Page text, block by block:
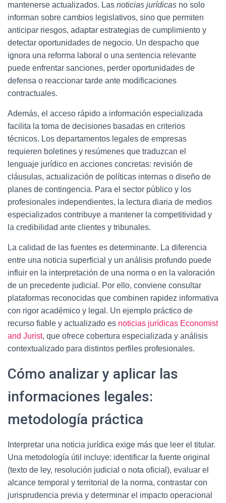
mantenerse actualizados. Las noticias jurídicas no solo
informan sobre cambios legislativos, sino que permiten
anticipar riesgos, adaptar estrategias de cumplimiento y
detectar oportunidades de negocio. Un despacho que
ignora una reforma laboral o una sentencia relevante
puede enfrentar sanciones, perder oportunidades de
defensa o reaccionar tarde ante modificaciones
contractuales.
Además, el acceso rápido a información especializada
facilita la toma de decisiones basadas en criterios
técnicos. Los departamentos legales de empresas
requieren boletines y resúmenes que traduzcan el
lenguaje jurídico en acciones concretas: revisión de
cláusulas, actualización de políticas internas o diseño de
planes de contingencia. Para el sector público y los
profesionales independientes, la lectura diaria de medios
especializados contribuye a mantener la competitividad y
la credibilidad ante clientes y tribunales.
La calidad de las fuentes es determinante. La diferencia
entre una noticia superficial y un análisis profundo puede
influir en la interpretación de una norma o en la valoración
de un precedente judicial. Por ello, conviene consultar
plataformas reconocidas que combinen rapidez informativa
con rigor académico y legal. Un ejemplo práctico de
recurso fiable y actualizado es noticias jurídicas Economist
and Jurist, que ofrece cobertura especializada y análisis
contextualizado para distintos perfiles profesionales.
Cómo analizar y aplicar las
informaciones legales:
metodología práctica
Interpretar una noticia jurídica exige más que leer el titular.
Una metodología útil incluye: identificar la fuente original
(texto de ley, resolución judicial o nota oficial), evaluar el
alcance temporal y territorial de la norma, contrastar con
jurisprudencia previa y determinar el impacto operacional